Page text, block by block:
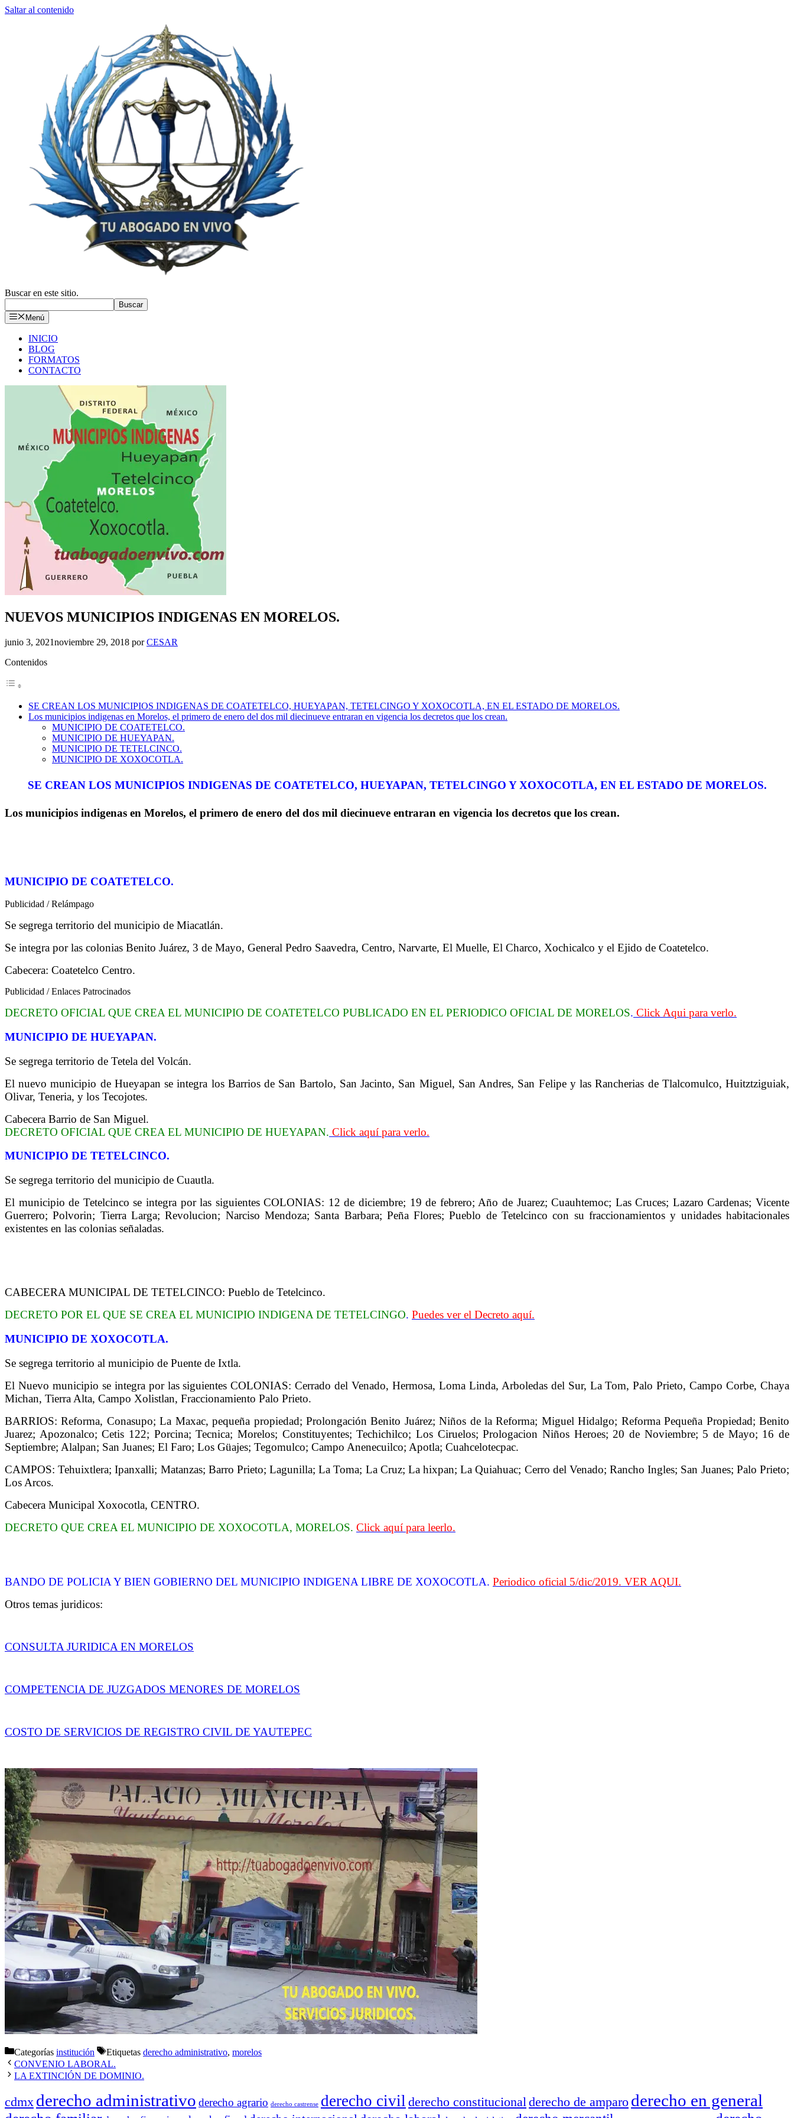
Saltar al contenido
Buscar en este sitio.
Buscar
Menú
INICIO
BLOG
FORMATOS
CONTACTO
NUEVOS MUNICIPIOS INDIGENAS EN MORELOS.
junio 3, 2021noviembre 29, 2018 porCESAR
Contenidos
SE CREAN LOS MUNICIPIOS INDIGENAS DE COATETELCO, HUEYAPAN, TETELCINGO Y XOXOCOTLA, EN EL ESTADO DE MORELOS.
Los municipios indigenas en Morelos, el primero de enero del dos mil diecinueve entraran en vigencia los decretos que los crean.
MUNICIPIO DE COATETELCO.
MUNICIPIO DE HUEYAPAN.
MUNICIPIO DE TETELCINCO.
MUNICIPIO DE XOXOCOTLA.
SE CREAN LOS MUNICIPIOS INDIGENAS DE COATETELCO, HUEYAPAN, TETELCINGO Y XOXOCOTLA, EN EL ESTADO DE MORELOS.
Los municipios indigenas en Morelos, el primero de enero del dos mil diecinueve entraran en vigencia los decretos que los crean.
MUNICIPIO DE COATETELCO.
Publicidad / Relámpago
Se segrega territorio del municipio de Miacatlán.
Se integra por las colonias Benito Juárez, 3 de Mayo, General Pedro Saavedra, Centro, Narvarte, El Muelle, El Charco, Xochicalco y el Ejido de Coatetelco.
Cabecera: Coatetelco Centro.
Publicidad / Enlaces Patrocinados
DECRETO OFICIAL QUE CREA EL MUNICIPIO DE COATETELCO PUBLICADO EN EL PERIODICO OFICIAL DE MORELOS. Click Aqui para verlo.
MUNICIPIO DE HUEYAPAN.
Se segrega territorio de Tetela del Volcán.
El nuevo municipio de Hueyapan se integra los Barrios de San Bartolo, San Jacinto, San Miguel, San Andres, San Felipe y las Rancherias de Tlalcomulco, Huitztziguiak,
Olivar, Teneria, y los Tecojotes.
Cabecera Barrio de San Miguel.
DECRETO OFICIAL QUE CREA EL MUNICIPIO DE HUEYAPAN. Click aquí para verlo.
MUNICIPIO DE TETELCINCO.
Se segrega territorio del municipio de Cuautla.
El municipio de Tetelcinco se integra por las siguientes COLONIAS: 12 de diciembre; 19 de febrero; Año de Juarez; Cuauhtemoc; Las Cruces; Lazaro Cardenas; Vicente
Guerrero; Polvorin; Tierra Larga; Revolucion; Narciso Mendoza; Santa Barbara; Peña Flores; Pueblo de Tetelcinco con su fraccionamientos y unidades habitacionales
existentes en las colonias señaladas.
CABECERA MUNICIPAL DE TETELCINCO: Pueblo de Tetelcinco.
DECRETO POR EL QUE SE CREA EL MUNICIPIO INDIGENA DE TETELCINGO. Puedes ver el Decreto aquí.
MUNICIPIO DE XOXOCOTLA.
Se segrega territorio al municipio de Puente de Ixtla.
El Nuevo municipio se integra por las siguientes COLONIAS: Cerrado del Venado, Hermosa, Loma Linda, Arboledas del Sur, La Tom, Palo Prieto, Campo Corbe, Chaya
Michan, Tierra Alta, Campo Xolistlan, Fraccionamiento Palo Prieto.
BARRIOS: Reforma, Conasupo; La Maxac, pequeña propiedad; Prolongación Benito Juárez; Niños de la Reforma; Miguel Hidalgo; Reforma Pequeña Propiedad; Benito
Juarez; Apozonalco; Cetis 122; Porcina; Tecnica; Morelos; Constituyentes; Techichilco; Los Ciruelos; Prologacion Niños Heroes; 20 de Noviembre; 5 de Mayo; 16 de
Septiembre; Alalpan; San Juanes; El Faro; Los Güajes; Tegomulco; Campo Anenecuilco; Apotla; Cuahcelotecpac.
CAMPOS: Tehuixtlera; Ipanxalli; Matanzas; Barro Prieto; Lagunilla; La Toma; La Cruz; La hixpan; La Quiahuac; Cerro del Venado; Rancho Ingles; San Juanes; Palo Prieto;
Los Arcos.
Cabecera Municipal Xoxocotla, CENTRO.
DECRETO QUE CREA EL MUNICIPIO DE XOXOCOTLA, MORELOS. Click aquí para leerlo.
BANDO DE POLICIA Y BIEN GOBIERNO DEL MUNICIPIO INDIGENA LIBRE DE XOXOCOTLA. Periodico oficial 5/dic/2019. VER AQUI.
Otros temas juridicos:
CONSULTA JURIDICA EN MORELOS
COMPETENCIA DE JUZGADOS MENORES DE MORELOS
COSTO DE SERVICIOS DE REGISTRO CIVIL DE YAUTEPEC
Categorías institución Etiquetas derecho administrativo, morelos
CONVENIO LABORAL.
LA EXTINCIÓN DE DOMINIO.
cdmx derecho administrativo derecho agrario derecho castrense derecho civil derecho constitucional derecho de amparo derecho en general